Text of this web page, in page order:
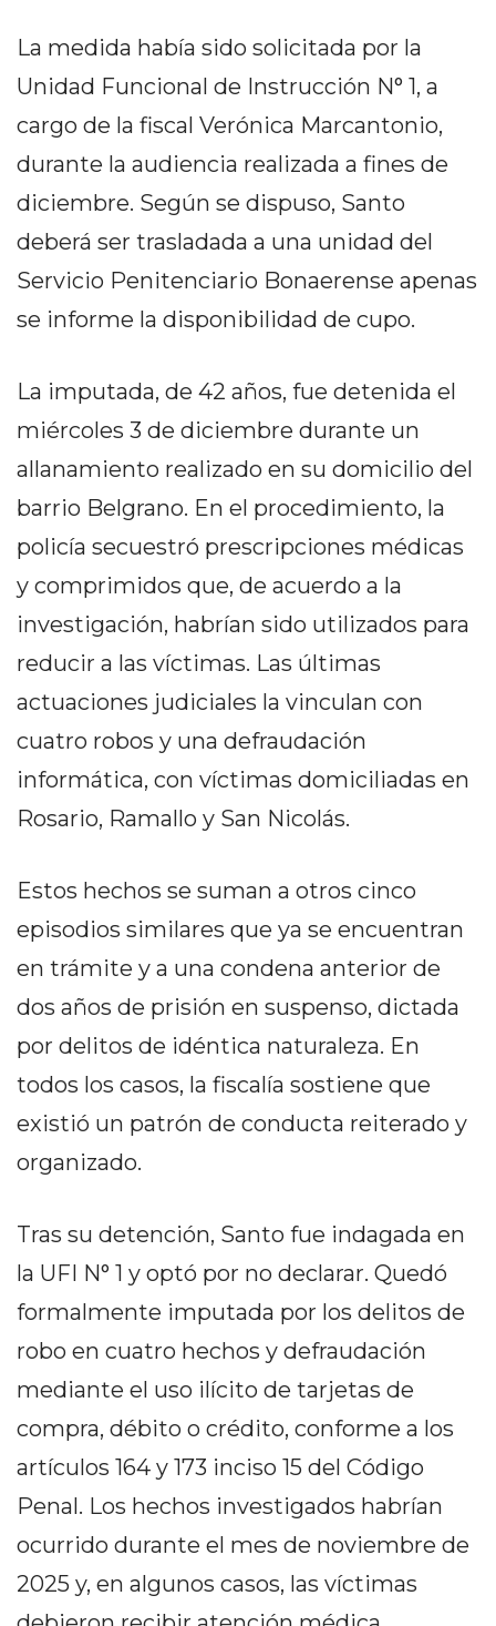
DEFINITIVA PARA
RESTAURANTES Y
DELIVERIES
PEDIDOS DE DELIVERY
POR WHATSAPP SIN QUE
SE TE PIERDA NINGUNO
AYUDA
Y
CONDICIONES
POLÍTICAS
PRIVACIDAD
MAPA
DEL
TAPA
DEL
DIARIO
DIARIO
DEPORTIVO
GRUPO
MEDIOS
INFOPBA
PUBLICITÁ
NORTE
HORA
CLAVE
PERGAMINO
ROJAS
VIRTUAL
NOTICIAS
ARRECIFES
NOTICIAS
DE
ZÁRATE
La medida había sido solicitada por la
Unidad Funcional de Instrucción N° 1, a
cargo de la fiscal Verónica Marcantonio,
durante la audiencia realizada a fines de
diciembre. Según se dispuso, Santo
deberá ser trasladada a una unidad del
Servicio Penitenciario Bonaerense apenas
se informe la disponibilidad de cupo.
La imputada, de 42 años, fue detenida el
miércoles 3 de diciembre durante un
allanamiento realizado en su domicilio del
barrio Belgrano. En el procedimiento, la
policía secuestró prescripciones médicas
y comprimidos que, de acuerdo a la
investigación, habrían sido utilizados para
reducir a las víctimas. Las últimas
actuaciones judiciales la vinculan con
cuatro robos y una defraudación
informática, con víctimas domiciliadas en
Rosario, Ramallo y San Nicolás.
Estos hechos se suman a otros cinco
episodios similares que ya se encuentran
en trámite y a una condena anterior de
dos años de prisión en suspenso, dictada
por delitos de idéntica naturaleza. En
todos los casos, la fiscalía sostiene que
existió un patrón de conducta reiterado y
organizado.
Tras su detención, Santo fue indagada en
la UFI N° 1 y optó por no declarar. Quedó
formalmente imputada por los delitos de
robo en cuatro hechos y defraudación
mediante el uso ilícito de tarjetas de
compra, débito o crédito, conforme a los
artículos 164 y 173 inciso 15 del Código
Penal. Los hechos investigados habrían
ocurrido durante el mes de noviembre de
2025 y, en algunos casos, las víctimas